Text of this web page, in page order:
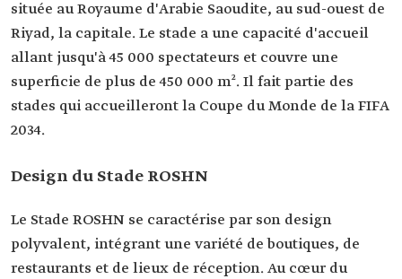
située au Royaume d'Arabie Saoudite, au sud-ouest de
Riyad, la capitale. Le stade a une capacité d'accueil
allant jusqu'à 45 000 spectateurs et couvre une
superficie de plus de 450 000 m². Il fait partie des
stades qui accueilleront la Coupe du Monde de la FIFA
2034.
Design du Stade ROSHN
Le Stade ROSHN se caractérise par son design
polyvalent, intégrant une variété de boutiques, de
restaurants et de lieux de réception. Au cœur du